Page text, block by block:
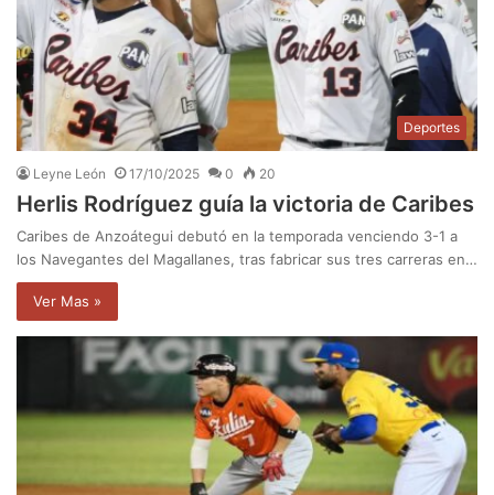
Deportes
Leyne León 17/10/2025 0 20
Herlis Rodríguez guía la victoria de Caribes
Caribes de Anzoátegui debutó en la temporada venciendo 3-1 a
los Navegantes del Magallanes, tras fabricar sus tres carreras en…
Ver Mas »